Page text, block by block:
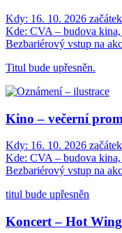
Kdy: 16. 10. 2026
Kde: CVA – budova
Bezbariérový vstup na
Titul bude upřesněn.
Kino – večerní
Kdy: 16. 10. 2026
Kde: CVA – budova
Bezbariérový vstup na
titul bude upřesněn
Koncert – Hot